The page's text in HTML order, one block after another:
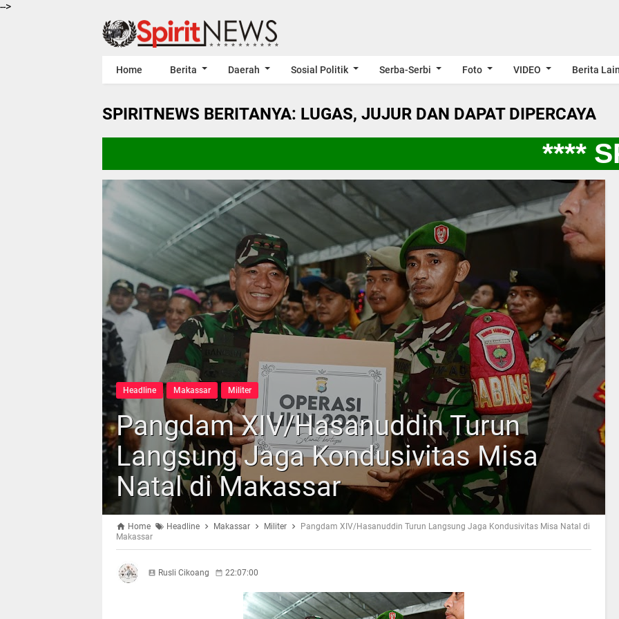
-->
Home Berita Daerah Sosial Politik Serba-Serbi Foto VIDEO Berita
SPIRITNEWS BERITANYA: LUGAS, JUJUR DAN DAPAT DIPERCAYA
****
Headline Makassar Militer
Pangdam XIV/Hasanuddin Turun
Langsung Jaga Kondusivitas Misa
Natal di Makassar
Home Headline Makassar Militer
Pangdam XIV/Hasanuddin Turun Langsung Jaga Kondusivitas Misa Natal di
Makassar
Rusli Cikoang 22:07:00